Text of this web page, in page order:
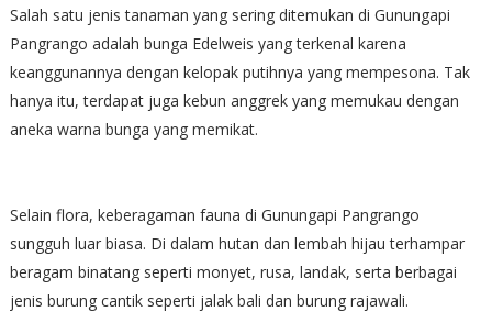
Salah satu jenis tanaman yang sering ditemukan di Gunungapi
Pangrango adalah bunga Edelweis yang terkenal karena
keanggunannya dengan kelopak putihnya yang mempesona. Tak
hanya itu, terdapat juga kebun anggrek yang memukau dengan
aneka warna bunga yang memikat.
Selain flora, keberagaman fauna di Gunungapi Pangrango
sungguh luar biasa. Di dalam hutan dan lembah hijau terhampar
beragam binatang seperti monyet, rusa, landak, serta berbagai
jenis burung cantik seperti jalak bali dan burung rajawali.